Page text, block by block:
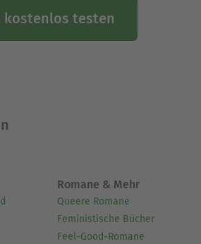
kostenlos testen
Romane & Mehr
Queere Romane
Feministische Bücher
Feel-Good-Romane